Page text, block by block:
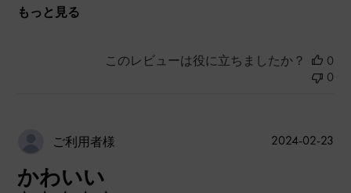
もっと見る
このレビューは役に立ちましたか？
0
0
ご利用者様
かわいい
公
2024-02-23